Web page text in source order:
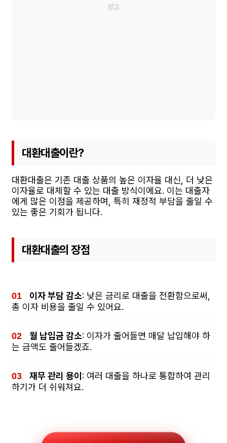
대환대출이란?
대환대출은 기존 대출 상품의 높은 이자율 대신, 더 낮은
이자율로 대체할 수 있는 대출 방식이에요. 이는 대출자
에게 많은 이점을 제공하며, 특히 재정적 부담을 줄일 수
있는 좋은 기회가 됩니다.
대환대출의 장점
이자 부담 감소: 낮은 금리로 대출을 전환함으로써,
총 이자 비용을 줄일 수 있어요.
월 납입금 감소: 이자가 줄어들면 매달 납입해야 하
는 금액도 줄어들겠죠.
재무 관리 용이 : 여러 대출을 하나로 통합하여 관리
하기가 더 쉬워져요.